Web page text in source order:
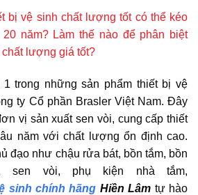
bị vệ sinh chất lượng tốt có thể kéo
năm? Làm thế nào để phân biệt
lượng giá tốt?
1 trong những sản phẩm thiết bị vệ
ty Cổ phần Brasler Việt Nam. Đây
vị sản xuất sen vòi, cung cấp thiết
năm với chất lượng ổn định cao.
đạo như chậu rửa bát, bồn tắm, bồn
sen vòi, phụ kiện nhà tắm,
sinh chính hãng Hiền Lâm tự hào